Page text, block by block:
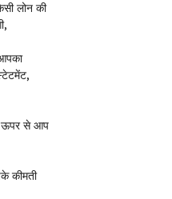
लोन की
ऊपर से आप
कीमती